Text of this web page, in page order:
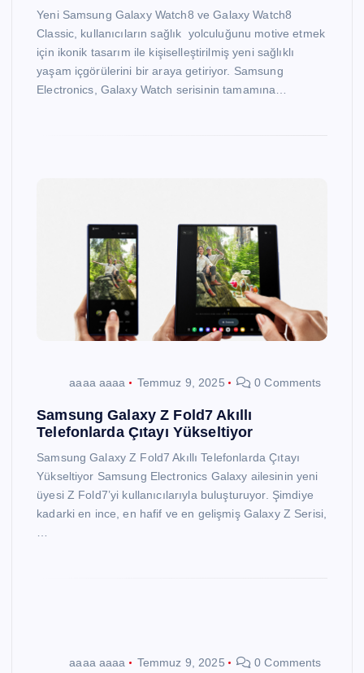
Yeni Samsung Galaxy Watch8 ve Galaxy Watch8
Classic, kullanıcıların sağlık yolculuğunu motive etmek
için ikonik tasarım ile kişiselleştirilmiş yeni sağlıklı
yaşam içgörülerini bir araya getiriyor. Samsung
Electronics, Galaxy Watch serisinin tamamına…
aaaa aaaa Temmuz 9, 2025 0 Comments
Samsung Galaxy Z Fold7 Akıllı
Telefonlarda Çıtayı Yükseltiyor
Samsung Galaxy Z Fold7 Akıllı Telefonlarda Çıtayı
Yükseltiyor Samsung Electronics Galaxy ailesinin yeni
üyesi Z Fold7’yi kullanıcılarıyla buluşturuyor. Şimdiye
kadarki en ince, en hafif ve en gelişmiş Galaxy Z Serisi,
aaaa aaaa Temmuz 9, 2025 0 Comments